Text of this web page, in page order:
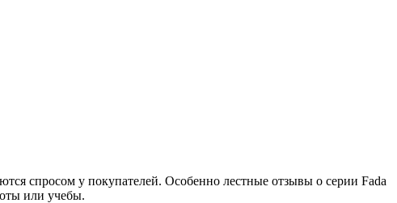
спросом у покупателей. Особенно лестные отзывы о серии Fada
или учебы.